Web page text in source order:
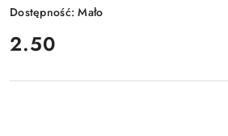
Dostępność:Mało
cena:
2.50